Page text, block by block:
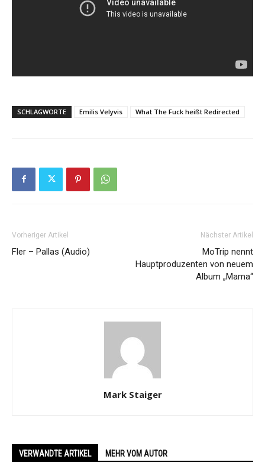
SCHLAGWORTE Emilis Velyvis What The Fuck heißt Redirected
Vorheriger Artikel
Fler – Pallas (Audio)
Nächster Artikel
MoTrip nennt
Hauptproduzenten von neuem
Album „Mama“
Mark Staiger
VERWANDTE ARTIKEL MEHR VOM AUTOR